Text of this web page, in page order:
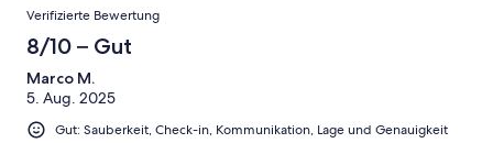
Verifizierte Bewertung
8/10 – Gut
Marco M.
5. Aug. 2025
Gut: Sauberkeit, Check-in, Kommunikation, Lage und Genauigkeit